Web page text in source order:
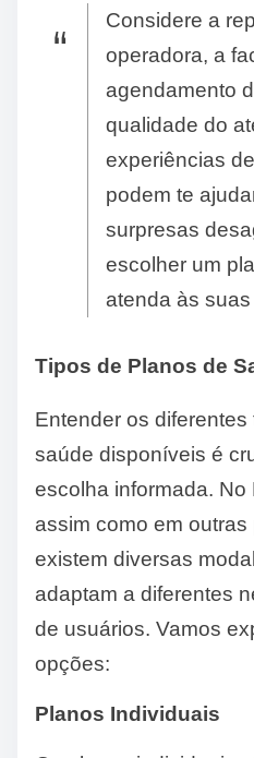
Considere a
operadora, a
agendamento
qualidade do
experiências
podem te
surpresas
escolher um
atenda às
Tipos de Planos de
Entender os
saúde disponíveis é
escolha informada. No
assim como em outras
existem diversas
adaptam a diferentes
de usuários. Vamos
opções:
Planos Individuais